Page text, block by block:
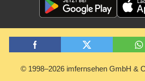
© 1998–2026 imfernsehen GmbH &